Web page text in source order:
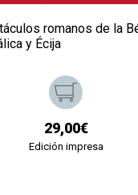
romanos de la
y Écija
29,00€
Edición impresa